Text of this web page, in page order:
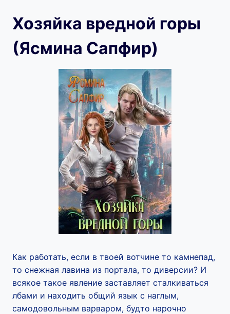
Хозяйка вредной горы
(Ясмина Сапфир)
Как работать, если в твоей вотчине то камнепад,
то снежная лавина из портала, то диверсии? И
всякое такое явление заставляет сталкиваться
лбами и находить общий язык с наглым,
самодовольным варваром, будто нарочно